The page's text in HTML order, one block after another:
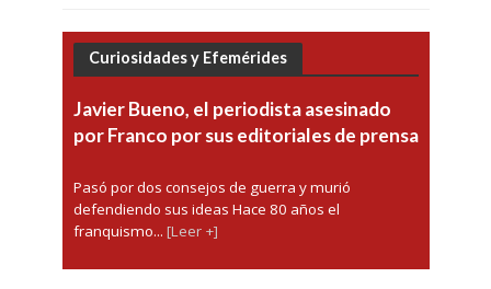
Curiosidades y Efemérides
Javier Bueno, el periodista asesinado
por Franco por sus editoriales de prensa
Pasó por dos consejos de guerra y murió
defendiendo sus ideas Hace 80 años el
franquismo... [Leer +]